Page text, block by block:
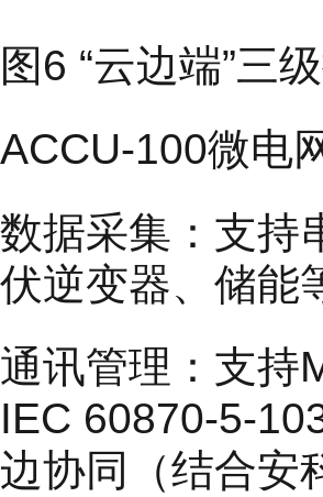
图6 “云边端”三
ACCU-100微电
数据采集：支持
伏逆变器、储能
通讯管理：支持
IEC 60870-5-
边协同（结合安